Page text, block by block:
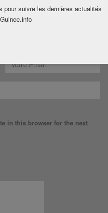
in this browser for the next
suivre les dernières actualités